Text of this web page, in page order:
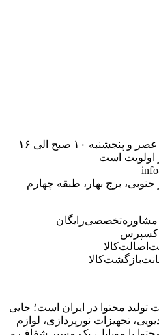
شنبه تا چهارشنبه ۱۰ صبح الی ۶ عصر و پنجشنبه ۱۰ صبح الی ۱۶
اولویت است
جنوبی، برج بهار، طبقه چهارم
مشاوره‌تخصصی‌رایگان
محتوا در ایران است؛ جایی
تجهیزات نورپردازی، لوازم